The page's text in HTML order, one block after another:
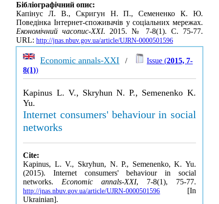
Бібліографічний опис:
Капінус Л. В., Скригун Н. П., Семененко К. Ю.
Поведінка Інтернет-споживачів у соціальних мережах.
Економічний часопис-ХХІ. 2015. № 7-8(1). С. 75-77.
URL: http://jnas.nbuv.gov.ua/article/UJRN-0000501596
Economic annals-XXI / Issue (2015, 7-
8(1))
Kapinus L. V., Skryhun N. P., Semenenko K.
Yu.
Internet consumers' behaviour in social
networks
Cite:
Kapinus, L. V., Skryhun, N. P., Semenenko, K. Yu.
(2015). Internet consumers' behaviour in social
networks. Economic annals-XXI, 7-8(1), 75-77.
http://jnas.nbuv.gov.ua/article/UJRN-0000501596 [In
Ukrainian].